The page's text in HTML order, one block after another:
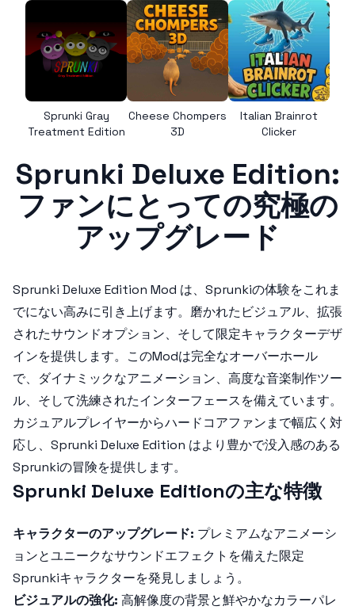
Sprunki Gray
Treatment Edition
Cheese Chompers
3D
Italian Brainrot
Clicker
Sprunki Deluxe Edition:
ファンにとっての究極の
アップグレード
Sprunki Deluxe Edition Mod は、Sprunkiの体験をこれま
でにない高みに引き上げます。磨かれたビジュアル、拡張
されたサウンドオプション、そして限定キャラクターデザ
インを提供します。このModは完全なオーバーホール
で、ダイナミックなアニメーション、高度な音楽制作ツー
ル、そして洗練されたインターフェースを備えています。
カジュアルプレイヤーからハードコアファンまで幅広く対
応し、 Sprunki Deluxe Edition はより豊かで没入感のある
Sprunkiの冒険を提供します。
Sprunki Deluxe Editionの主な特徴
キャラクターのアップグレード: プレミアムなアニメーシ
ョンとユニークなサウンドエフェクトを備えた限定
Sprunkiキャラクターを発見しましょう。
ビジュアルの強化: 高解像度の背景と鮮やかなカラーパレ